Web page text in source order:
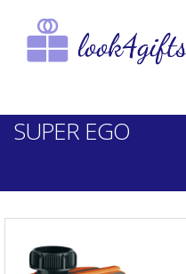
SUPER EGO